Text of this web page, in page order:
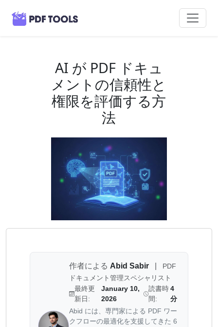
AI が PDF ドキュ
メントの信頼性と
権限を評価する方
法
作者による Abid Sabir
PDF
ドキュメント管理スペシャリスト
最終更
新日:
January 10,
2026
読書時
間:
4
分
Abid には、専門家による PDF ワー
クフローの最適化を支援してきた 6